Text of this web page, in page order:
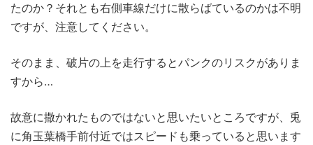
たのか？それとも右側車線だけに散らばているのかは不明
ですが、注意してください。
そのまま、破片の上を走行するとパンクのリスクがありま
すから…
故意に撒かれたものではないと思いたいところですが、兎
に角玉葉橋手前付近ではスピードも乗っていると思います